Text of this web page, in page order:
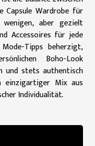
Capsule Wardrobe für
aber gezielt
Accessoires für jede
Tipps beherzigt,
Boho-Look
und stets authentisch
einzigartiger Mix aus
Individualität.